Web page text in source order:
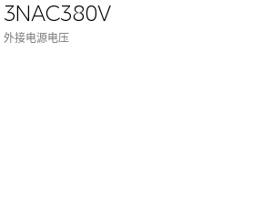
3NAC380V
外接电源电压